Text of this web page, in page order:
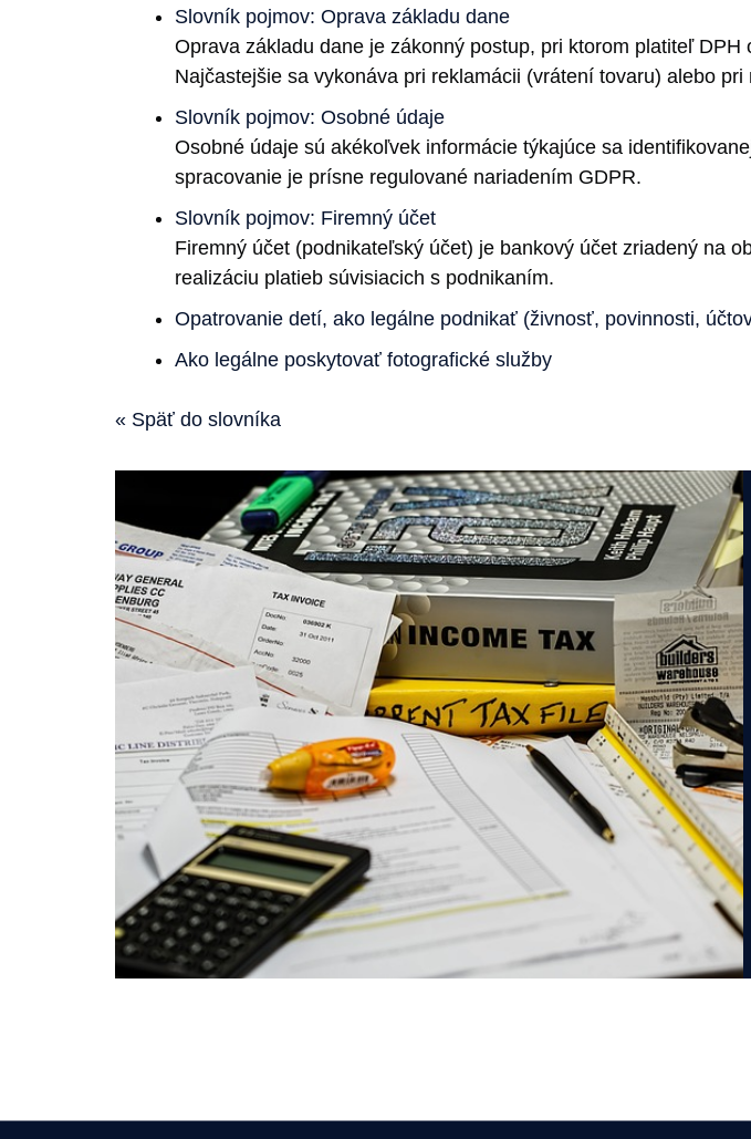
Slovník pojmov: Oprava základu dane
Oprava základu dane je zákonný postup, pri ktorom platiteľ
Najčastejšie sa vykonáva pri reklamácii (vrátení tovaru) alebo
Slovník pojmov: Osobné údaje
Osobné údaje sú akékoľvek informácie týkajúce sa
spracovanie je prísne regulované nariadením GDPR.
Slovník pojmov: Firemný účet
Firemný účet (podnikateľský účet) je bankový účet zriadený na
realizáciu platieb súvisiacich s podnikaním.
Opatrovanie detí, ako legálne podnikať (živnosť, povinnosti,
Ako legálne poskytovať fotografické služby
« Späť do slovníka